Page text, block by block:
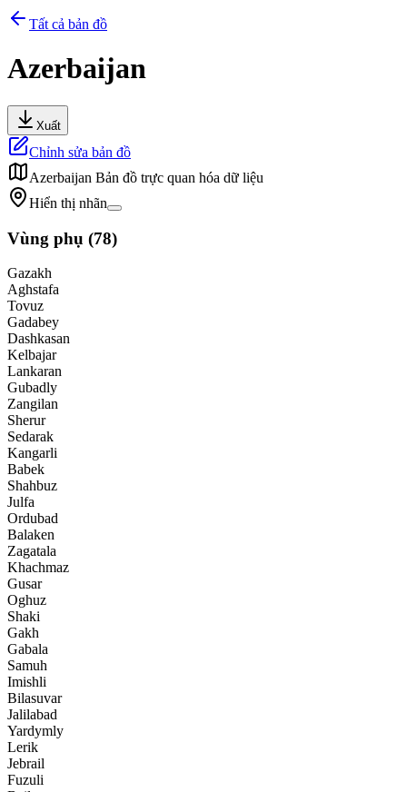
Tất cả bản đồ
Azerbaijan
Xuất
Chỉnh sửa bản đồ
Azerbaijan Bản đồ trực quan hóa dữ liệu
Hiển thị nhãn
Vùng phụ (78)
Gazakh
Aghstafa
Tovuz
Gadabey
Dashkasan
Kelbajar
Lankaran
Gubadly
Zangilan
Sherur
Sedarak
Kangarli
Babek
Shahbuz
Julfa
Ordubad
Balaken
Zagatala
Khachmaz
Gusar
Oghuz
Shaki
Gakh
Gabala
Samuh
Imishli
Bilasuvar
Jalilabad
Yardymly
Lerik
Jebrail
Fuzuli